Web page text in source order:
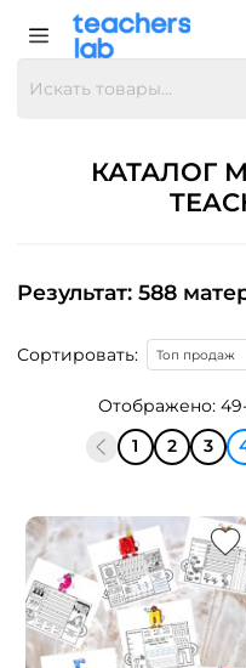
КАТАЛОГ
Результат: 588
Сортировать:
Отображено:
1
2 3